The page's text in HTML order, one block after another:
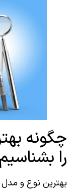
چگونه
را
بهترین نوع و مدل